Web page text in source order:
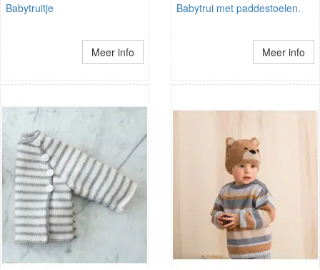
Babytruitje
Meer info
Babytrui met paddestoelen.
Meer info